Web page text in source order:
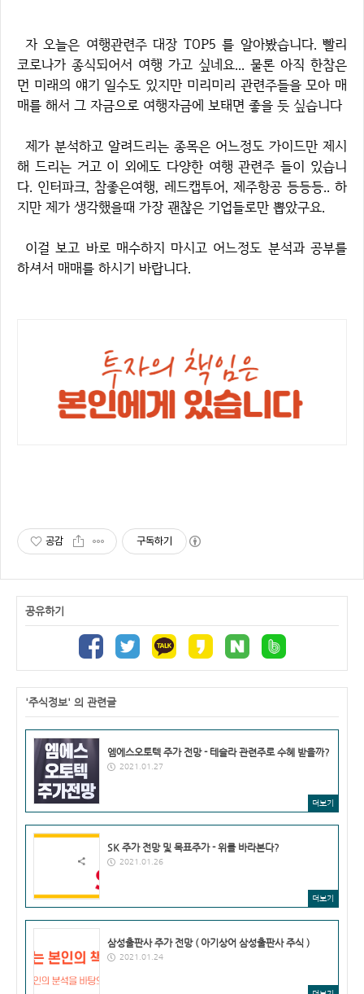
자 오늘은 여행관련주 대장 TOP5 를 알아봤습니다. 빨리
코로나가 종식되어서 여행 가고 싶네요... 물론 아직 한참은
먼 미래의 얘기 일수도 있지만 미리미리 관련주들을 모아 매
매를 해서 그 자금으로 여행자금에 보태면 좋을 듯 싶습니다
제가 분석하고 알려드리는 종목은 어느정도 가이드만 제시
해 드리는 거고 이 외에도 다양한 여행 관련주 들이 있습니
다. 인터파크, 참좋은여행, 레드캡투어, 제주항공 등등등.. 하
지만 제가 생각했을때 가장 괜찮은 기업들로만 뽑았구요.
이걸 보고 바로 매수하지 마시고 어느정도 분석과 공부를
하셔서 매매를 하시기 바랍니다.
공감 구독하기
공유하기
'주식정보' 의 관련글
엠에스오토텍 주가 전망 - 테슬라 관련주로 수혜 받을까?
2021.01.27
더보기
SK 주가 전망 및 목표주가 - 위를 바라본다?
2021.01.26
더보기
삼성출판사 주가 전망 ( 아기상어 삼성출판사 주식 )
2021.01.24